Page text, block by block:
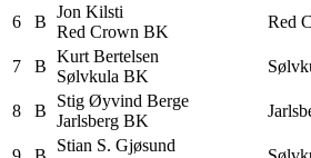
6 B
Jon Kilsti
Red Crown BK
Red
7 B
Kurt Bertelsen
Sølvkula BK
8 B
Stig Øyvind Berge
Jarlsberg BK
Stian S. Gjøsund